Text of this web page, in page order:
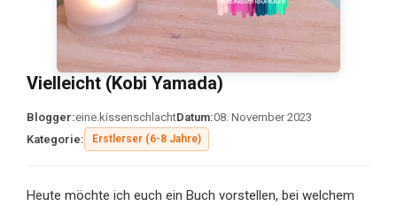
Vielleicht (Kobi Yamada)
Blogger:eine.kissenschlachtDatum:08. November 2023
Kategorie:
Erstlerser (6-8 Jahre)
Heute möchte ich euch ein Buch vorstellen, bei welchem